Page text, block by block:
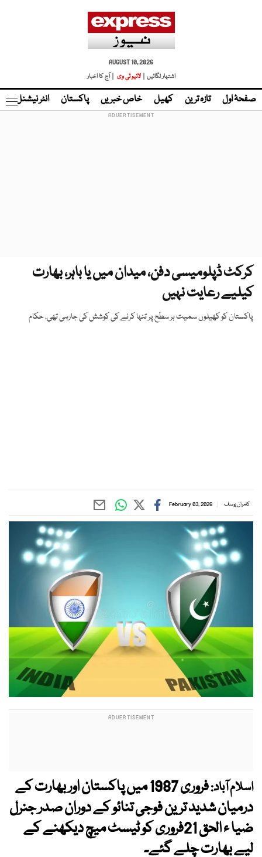
AUGUST 10, 2026
اشتہار لگائیں |
لائیو ٹی وی | آج کا اخبار
صفحۂ اول تازہ ترین کھیل خاص خبریں پاکستان انٹر نیشنل
کرکٹ ڈپلومیسی دفن، میدان میں یا باہر، بھارت
کیلیے رعایت نہیں
پاکستان کو کھیلوں سمیت ہر سطح پر تنہا کرنے کی کوشش کی جارہی تھی، حکام
کامران یوسف February 03, 2026
اسلام آباد:
فروری 1987 میں پاکستان اور بھارت کے
درمیان شدید ترین فوجی تنائو کے دوران صدر جنرل
ضیا ء الحق 21فروری کو ٹیسٹ میچ دیکھنے کے
لیے بھارت چلے گئے۔